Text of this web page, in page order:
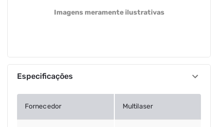
Imagens meramente ilustrativas
Especificações
Fornecedor Multilaser